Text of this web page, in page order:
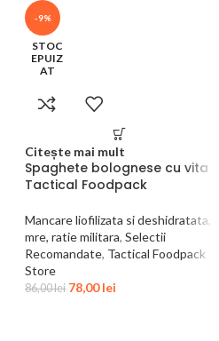
-9%
STOC
EPUIZ
AT
Citește mai mult
Spaghete bolognese cu vita
Tactical Foodpack
Mancare liofilizata si deshidratata,
mre, ratie militara, Selectii
Recomandate, Tactical Foodpack
Store
86,00lei 78,00lei